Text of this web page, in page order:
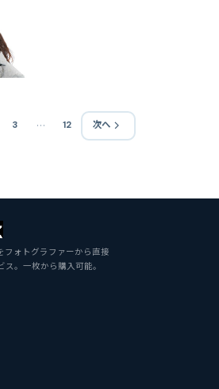
3 … 12 次へ
フォトグラファーから直接
。一枚から購入可能。